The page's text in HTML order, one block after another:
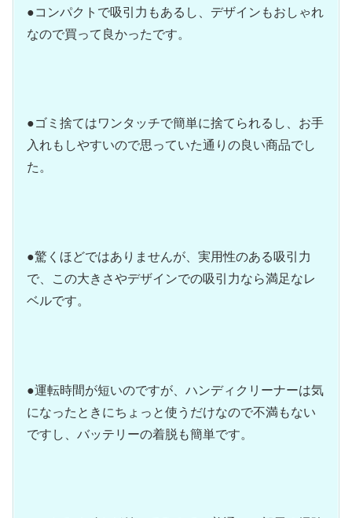
●コンパクトで吸引力もあるし、デザインもおしゃれ
なので買って良かったです。
●ゴミ捨てはワンタッチで簡単に捨てられるし、お手
入れもしやすいので思っていた通りの良い商品でし
た。
●驚くほどではありませんが、実用性のある吸引力
で、この大きさやデザインでの吸引力なら満足なレ
ベルです。
●運転時間が短いのですが、ハンディクリーナーは気
になったときにちょっと使うだけなので不満もない
ですし、バッテリーの着脱も簡単です。